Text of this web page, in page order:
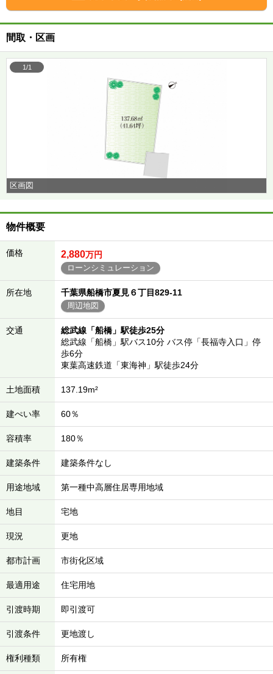
間取・区画
区画図
1/1
物件概要
価格 2,880万円
ローンシミュレーション
所在地 千葉県船橋市夏見６丁目829-11
周辺地図
交通
総武線「船橋」駅徒歩25分
総武線「船橋」駅バス10分 バス停「長福寺入口」停
歩6分
東葉高速鉄道「東海神」駅徒歩24分
土地面積 137.19m²
建ぺい率 60％
容積率 180％
建築条件 建築条件なし
用途地域 第一種中高層住居専用地域
地目 宅地
現況 更地
都市計画 市街化区域
最適用途 住宅用地
引渡時期 即引渡可
引渡条件 更地渡し
権利種類 所有権